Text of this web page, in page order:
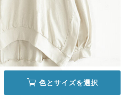
色とサイズを選択